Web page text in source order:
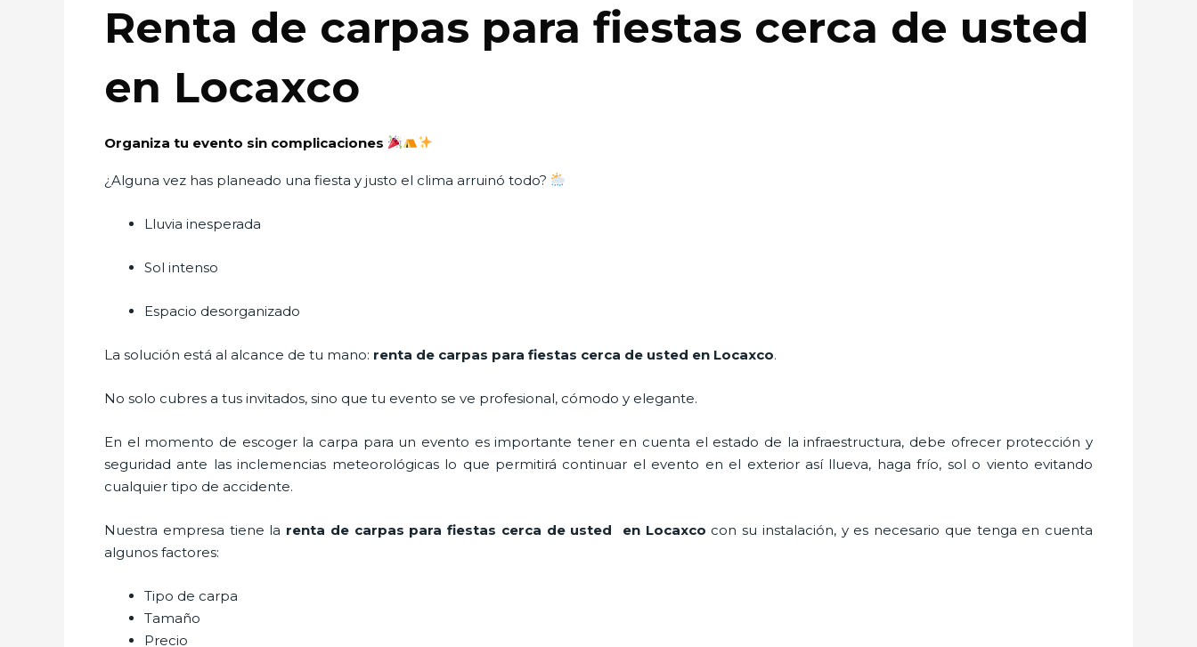
Renta de carpas para fiestas cerca de usted
en Locaxco
Organiza tu evento sin complicaciones
¿Alguna vez has planeado una fiesta y justo el clima arruinó todo?
Lluvia inesperada
Sol intenso
Espacio desorganizado
La solución está al alcance de tu mano: renta de carpas para fiestas cerca de usted en Locaxco.
No solo cubres a tus invitados, sino que tu evento se ve profesional, cómodo y elegante.
En el momento de escoger la carpa para un evento es importante tener en cuenta el estado de la infraestructura, debe ofrecer protección y
seguridad ante las inclemencias meteorológicas lo que permitirá continuar el evento en el exterior así llueva, haga frío, sol o viento evitando
cualquier tipo de accidente.
Nuestra empresa tiene la renta de carpas para fiestas cerca de usted en Locaxco con su instalación, y es necesario que tenga en cuenta
algunos factores:
Tipo de carpa
Tamaño
Precio